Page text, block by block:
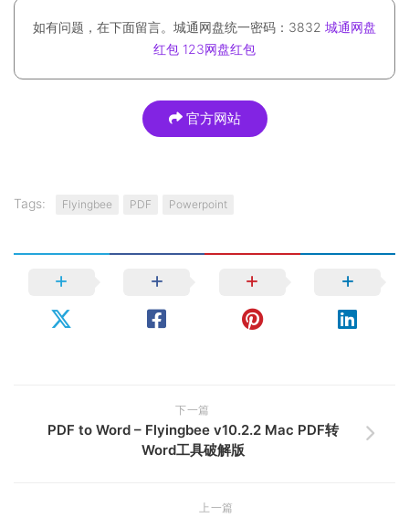
如有问题，在下面留言。城通网盘统一密码：3832 城通网盘
红包 123网盘红包
官方网站
Tags: Flyingbee PDF Powerpoint
下一篇
PDF to Word – Flyingbee v10.2.2 Mac PDF转
Word工具破解版
上一篇